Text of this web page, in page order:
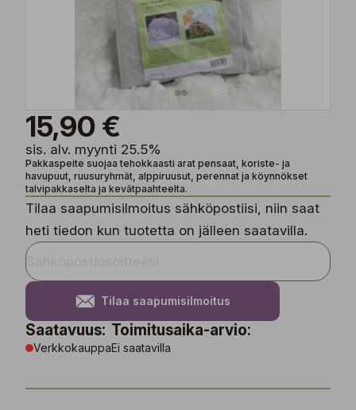
15,90 €
sis. alv. myynti 25.5%
Pakkaspeite suojaa tehokkaasti arat pensaat, koriste- ja
havupuut, ruusuryhmät, alppiruusut, perennat ja köynnökset
talvipakkaselta ja kevätpaahteelta.
Tilaa saapumisilmoitus sähköpostiisi, niin saat
heti tiedon kun tuotetta on jälleen saatavilla.
Tilaa saapumisilmoitus
Saatavuus:
Verkkokauppa
Toimitusaika-arvio:
Ei saatavilla